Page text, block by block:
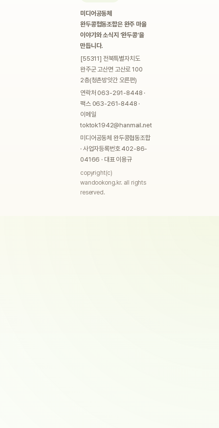
미디어공동체
완두콩협동조합은 완주 마을
이야기와 소식지 ‘완두콩’을
만듭니다.
[55311] 전북특별자치도
완주군 고산면 고산로 100
2층(청촌방앗간 오른편)
연락처 063-291-8448 ·
팩스 063-261-8448 ·
이메일
toktok1942@hanmail.net
미디어공동체 완두콩협동조합
· 사업자등록번호 402-86-
04166 · 대표 이용규
copyright(c)
wandookong.kr. all rights
reserved.